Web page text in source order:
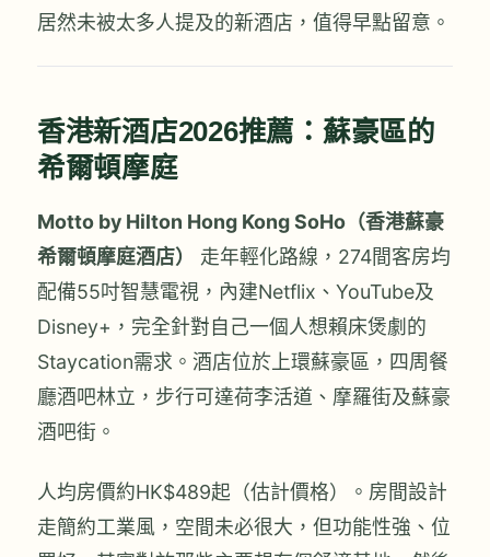
居然未被太多人提及的新酒店，值得早點留意。
香港新酒店2026推薦：蘇豪區的
希爾頓摩庭
Motto by Hilton Hong Kong SoHo（香港蘇豪
希爾頓摩庭酒店）
走年輕化路線，274間客房均
配備55吋智慧電視，內建Netflix、YouTube及
Disney+，完全針對自己一個人想賴床煲劇的
Staycation需求。酒店位於上環蘇豪區，四周餐
廳酒吧林立，步行可達荷李活道、摩羅街及蘇豪
酒吧街。
人均房價約HK$489起（估計價格）。房間設計
走簡約工業風，空間未必很大，但功能性強、位